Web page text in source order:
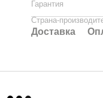
Гарантия
Страна-
Доставка